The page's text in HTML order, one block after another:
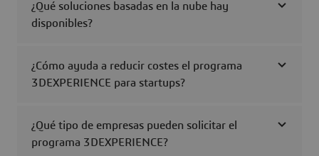
¿Qué soluciones basadas en la nube hay
disponibles?
¿Cómo ayuda a reducir costes el programa
3DEXPERIENCE para startups?
¿Qué tipo de empresas pueden solicitar el
programa 3DEXPERIENCE?